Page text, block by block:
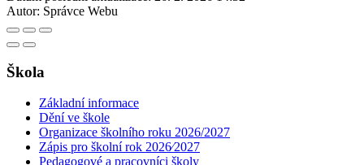
Autor: Správce Webu
Škola
Základní informace
Dění ve škole
Organizace školního roku 2026/2027
Zápis pro školní rok 2026⁄2027
Pedagogové a pracovníci školy